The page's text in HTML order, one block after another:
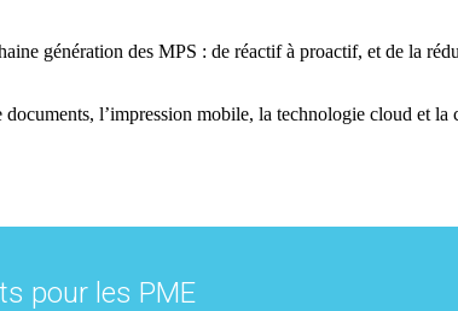
génération des MPS : de réactif à proactif, et de la
l’impression mobile, la technologie cloud et la
pour les PME